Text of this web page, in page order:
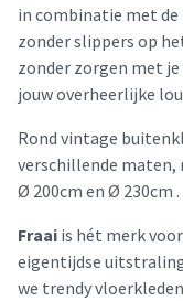
in combinatie met
zonder slippers op
zonder zorgen met
jouw overheerlijke
Rond vintage
verschillende maten,
Ø 200cm en Ø 230cm .
Fraai is hét merk
eigentijdse
we trendy